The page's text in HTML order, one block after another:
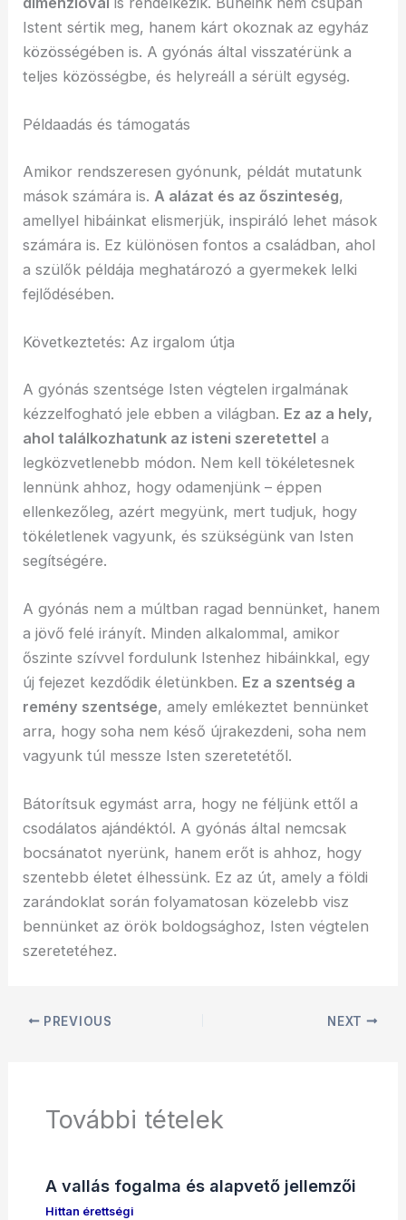
Istent sértik meg, hanem kárt okoznak az egyház
közösségében is. A gyónás által visszatérünk a
teljes közösségbe, és helyreáll a sérült egység.
Példaadás és támogatás
Amikor rendszeresen gyónunk, példát mutatunk
mások számára is. A alázat és az őszinteség,
amellyel hibáinkat elismerjük, inspiráló lehet mások
számára is. Ez különösen fontos a családban, ahol
a szülők példája meghatározó a gyermekek lelki
fejlődésében.
Következtetés: Az irgalom útja
A gyónás szentsége Isten végtelen irgalmának
kézzelfogható jele ebben a világban. Ez az a hely,
ahol találkozhatunk az isteni szeretettel a
legközvetlenebb módon. Nem kell tökéletesnek
lennünk ahhoz, hogy odamenjünk – éppen
ellenkezőleg, azért megyünk, mert tudjuk, hogy
tökéletlenek vagyunk, és szükségünk van Isten
segítségére.
A gyónás nem a múltban ragad bennünket, hanem
a jövő felé irányít. Minden alkalommal, amikor
őszinte szívvel fordulunk Istenhez hibáinkkal, egy
új fejezet kezdődik életünkben. Ez a szentség a
remény szentsége, amely emlékeztet bennünket
arra, hogy soha nem késő újrakezdeni, soha nem
vagyunk túl messze Isten szeretetétől.
Bátorítsuk egymást arra, hogy ne féljünk ettől a
csodálatos ajándéktól. A gyónás által nemcsak
bocsánatot nyerünk, hanem erőt is ahhoz, hogy
szentebb életet élhessünk. Ez az út, amely a földi
zarándoklat során folyamatosan közelebb visz
bennünket az örök boldogsághoz, Isten végtelen
szeretetéhez.
PREVIOUS NEXT
További tételek
A vallás fogalma és alapvető jellemzői
Hittan érettségi